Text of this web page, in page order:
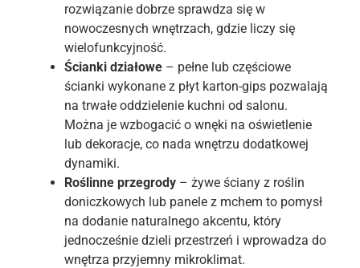
rozwiązanie dobrze sprawdza się w
nowoczesnych wnętrzach, gdzie liczy się
wielofunkcyjność.
Ścianki działowe – pełne lub częściowe
ścianki wykonane z płyt karton-gips pozwalają
na trwałe oddzielenie kuchni od salonu.
Można je wzbogacić o wnęki na oświetlenie
lub dekoracje, co nada wnętrzu dodatkowej
dynamiki.
Roślinne przegrody – żywe ściany z roślin
doniczkowych lub panele z mchem to pomysł
na dodanie naturalnego akcentu, który
jednocześnie dzieli przestrzeń i wprowadza do
wnętrza przyjemny mikroklimat.